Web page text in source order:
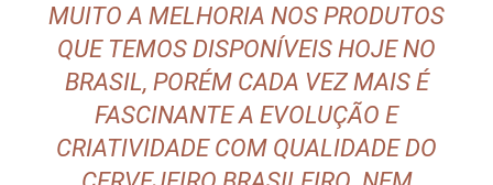
MUITO A MELHORIA NOS PRODUTOS
QUE TEMOS DISPONÍVEIS HOJE NO
BRASIL, PORÉM CADA VEZ MAIS É
FASCINANTE A EVOLUÇÃO E
CRIATIVIDADE COM QUALIDADE DO